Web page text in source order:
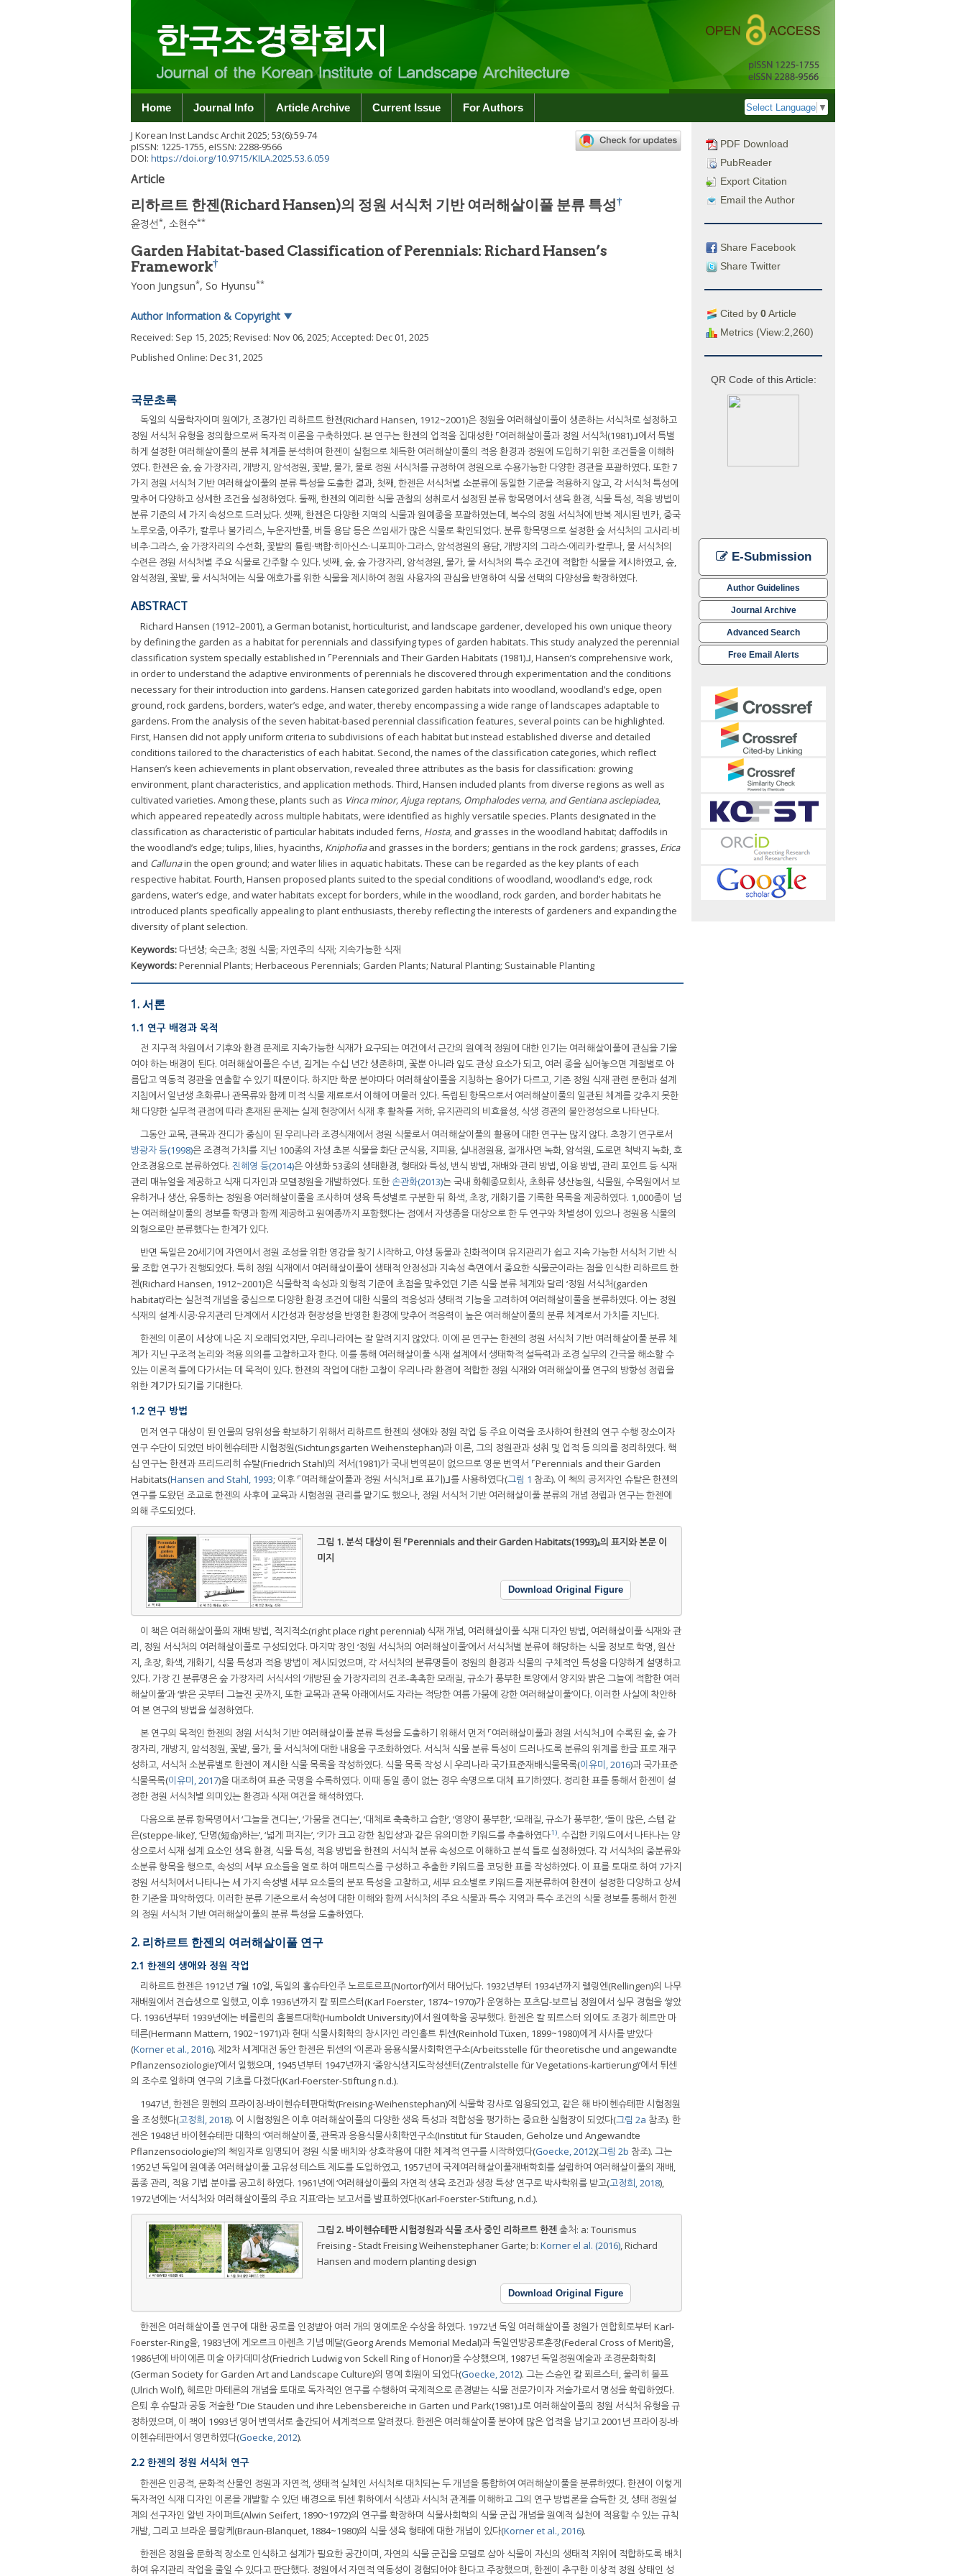
Home Journal Info Article Archive Current Issue For Authors Select Language ▼
PDF Download
PubReader
Export Citation
Email the Author
Share Facebook
Share Twitter
Cited by 0Article
Metrics (View:2,260)
QR Code of this Article:
E-Submission
Author Guidelines
Journal Archive
Advanced Search
Free Email Alerts
J Korean Inst Landsc Archit2025; 53(6):59-74
pISSN: 1225-1755, eISSN: 2288-9566
DOI: https://doi.org/10.9715/KILA.2025.53.6.059
Article
리하르트 한젠(Richard Hansen)의 정원 서식처 기반 여러해살이풀 분류 특성†
윤정선*, 소현수**
Garden Habitat-based Classification of Perennials: Richard Hansen’s
Framework†
Yoon Jungsun*, So Hyunsu**
Author Information & Copyright ▼
Received: Sep 15, 2025; Revised: Nov 06, 2025; Accepted: Dec 01, 2025
Published Online: Dec 31, 2025
국문초록
독일의 식물학자이며 원예가, 조경가인 리하르트 한젠(Richard Hansen, 1912~2001)은 정원을 여러해살이풀이 생존하는 서식처로 설정하고
정원 서식처 유형을 정의함으로써 독자적 이론을 구축하였다. 본 연구는 한젠의 업적을 집대성한 ⌜여러해살이풀과 정원 서식처(1981)ᒧ에서 특별
하게 설정한 여러해살이풀의 분류 체계를 분석하여 한젠이 실험으로 체득한 여러해살이풀의 적응 환경과 정원에 도입하기 위한 조건들을 이해하
였다. 한젠은 숲, 숲 가장자리, 개방지, 암석정원, 꽃밭, 물가, 물로 정원 서식처를 규정하여 정원으로 수용가능한 다양한 경관을 포괄하였다. 또한 7
가지 정원 서식처 기반 여러해살이풀의 분류 특성을 도출한 결과, 첫째, 한젠은 서식처별 소분류에 동일한 기준을 적용하지 않고, 각 서식처 특성에
맞추어 다양하고 상세한 조건을 설정하였다. 둘째, 한젠의 예리한 식물 관찰의 성취로서 설정된 분류 항목명에서 생육 환경, 식물 특성, 적용 방법이
분류 기준의 세 가지 속성으로 드러났다. 셋째, 한젠은 다양한 지역의 식물과 원예종을 포괄하였는데, 복수의 정원 서식처에 반복 제시된 빈카, 중국
노루오줌, 아주가, 칼루나 불가리스, 누운자반풀, 버들 용담 등은 쓰임새가 많은 식물로 확인되었다. 분류 항목명으로 설정한 숲 서식처의 고사리·비
비추·그라스, 숲 가장자리의 수선화, 꽃밭의 튤립·백합·히아신스·니포피아·그라스, 암석정원의 용담, 개방지의 그라스·에리카·칼루나, 물 서식처의
수련은 정원 서식처별 주요 식물로 간주할 수 있다. 넷째, 숲, 숲 가장자리, 암석정원, 물가, 물 서식처의 특수 조건에 적합한 식물을 제시하였고, 숲,
암석정원, 꽃밭, 물 서식처에는 식물 애호가를 위한 식물을 제시하여 정원 사용자의 관심을 반영하여 식물 선택의 다양성을 확장하였다.
ABSTRACT
Richard Hansen (1912–2001), a German botanist, horticulturist, and landscape gardener, developed his own unique theory
by defining the garden as a habitat for perennials and classifying types of garden habitats. This study analyzed the perennial
classification system specially established in ⌜Perennials and Their Garden Habitats (1981)ᒧ, Hansen’s comprehensive work,
in order to understand the adaptive environments of perennials he discovered through experimentation and the conditions
necessary for their introduction into gardens. Hansen categorized garden habitats into woodland, woodland’s edge, open
ground, rock gardens, borders, water’s edge, and water, thereby encompassing a wide range of landscapes adaptable to
gardens. From the analysis of the seven habitat-based perennial classification features, several points can be highlighted.
First, Hansen did not apply uniform criteria to subdivisions of each habitat but instead established diverse and detailed
conditions tailored to the characteristics of each habitat. Second, the names of the classification categories, which reflect
Hansen’s keen achievements in plant observation, revealed three attributes as the basis for classification: growing
environment, plant characteristics, and application methods. Third, Hansen included plants from diverse regions as well as
cultivated varieties. Among these, plants such as Vinca minor, Ajuga reptans, Omphalodes verna, and Gentiana asclepiadea,
which appeared repeatedly across multiple habitats, were identified as highly versatile species. Plants designated in the
classification as characteristic of particular habitats included ferns, Hosta, and grasses in the woodland habitat; daffodils in
the woodland’s edge; tulips, lilies, hyacinths, Kniphofiaand grasses in the borders; gentians in the rock gardens; grasses, Erica
and Callunain the open ground; and water lilies in aquatic habitats. These can be regarded as the key plants of each
respective habitat. Fourth, Hansen proposed plants suited to the special conditions of woodland, woodland’s edge, rock
gardens, water’s edge, and water habitats except for borders, while in the woodland, rock garden, and border habitats he
introduced plants specifically appealing to plant enthusiasts, thereby reflecting the interests of gardeners and expanding the
diversity of plant selection.
Keywords: 다년생; 숙근초; 정원 식물; 자연주의 식재; 지속가능한 식재
Keywords:Perennial Plants; Herbaceous Perennials; Garden Plants; Natural Planting; Sustainable Planting
1. 서론
1.1 연구 배경과 목적
전 지구적 차원에서 기후와 환경 문제로 지속가능한 식재가 요구되는 여건에서 근간의 원예적 정원에 대한 인기는 여러해살이풀에 관심을 기울
여야 하는 배경이 된다. 여러해살이풀은 수년, 길게는 수십 년간 생존하며, 꽃뿐 아니라 잎도 관상 요소가 되고, 여러 종을 심어놓으면 계절별로 아
름답고 역동적 경관을 연출할 수 있기 때문이다. 하지만 학문 분야마다 여러해살이풀을 지칭하는 용어가 다르고, 기존 정원 식재 관련 문헌과 설계
지침에서 일년생 초화류나 관목류와 함께 미적 식물 재료로서 이해에 머물러 있다. 독립된 항목으로서 여러해살이풀의 일관된 체계를 갖추지 못한
채 다양한 실무적 관점에 따라 혼재된 문제는 실제 현장에서 식재 후 활착률 저하, 유지관리의 비효율성, 식생 경관의 불안정성으로 나타난다.
그동안 교목, 관목과 잔디가 중심이 된 우리나라 조경식재에서 정원 식물로서 여러해살이풀의 활용에 대한 연구는 많지 않다. 초창기 연구로서
방광자 등(1998)은 조경적 가치를 지닌 100종의 자생 초본 식물을 화단 군식용, 지피용, 실내정원용, 절개사면 녹화, 암석원, 도로면 척박지 녹화, 호
안조경용으로 분류하였다. 진혜영 등(2014)은 야생화 53종의 생태환경, 형태와 특성, 번식 방법, 재배와 관리 방법, 이용 방법, 관리 포인트 등 식재
관리 매뉴얼을 제공하고 식재 디자인과 모델정원을 개발하였다. 또한손관화(2013)는 국내 화훼종묘회사, 초화류 생산농원, 식물원, 수목원에서 보
유하거나 생산, 유통하는 정원용 여러해살이풀을 조사하여 생육 특성별로 구분한 뒤 화색, 초장, 개화기를 기록한 목록을 제공하였다. 1,000종이 넘
는 여러해살이풀의 정보를 학명과 함께 제공하고 원예종까지 포함했다는 점에서 자생종을 대상으로 한 두 연구와 차별성이 있으나 정원용 식물의
외형으로만 분류했다는 한계가 있다.
반면 독일은 20세기에 자연에서 정원 조성을 위한 영감을 찾기 시작하고, 야생 동물과 친화적이며 유지관리가 쉽고 지속 가능한 서식처 기반 식
물 조합 연구가 진행되었다. 특히 정원 식재에서 여러해살이풀이 생태적 안정성과 지속성 측면에서 중요한 식물군이라는 점을 인식한 리하르트 한
젠(Richard Hansen, 1912~2001)은 식물학적 속성과 외형적 기준에 초점을 맞추었던 기존 식물 분류 체계와 달리 ‘정원 서식처(garden
habitat)’라는 실천적 개념을 중심으로 다양한 환경 조건에 대한 식물의 적응성과 생태적 기능을 고려하여 여러해살이풀을 분류하였다. 이는 정원
식재의 설계·시공·유지관리 단계에서 시간성과 현장성을 반영한 환경에 맞추어 적응력이 높은 여러해살이풀의 분류 체계로서 가치를 지닌다.
한젠의 이론이 세상에 나온 지 오래되었지만, 우리나라에는 잘 알려지지 않았다. 이에 본 연구는 한젠의 정원 서식처 기반 여러해살이풀 분류 체
계가 지닌 구조적 논리와 적용 의의를 고찰하고자 한다. 이를 통해 여러해살이풀 식재 설계에서 생태학적 설득력과 조경 실무의 간극을 해소할 수
있는 이론적 틀에 다가서는 데 목적이 있다. 한젠의 작업에 대한 고찰이 우리나라 환경에 적합한 정원 식재와 여러해살이풀 연구의 방향성 정립을
위한 계기가 되기를 기대한다.
1.2 연구 방법
먼저 연구 대상이 된 인물의 당위성을 확보하기 위해서 리하르트 한젠의 생애와 정원 작업 등 주요 이력을 조사하여 한젠의 연구 수행 장소이자
연구 수단이 되었던 바이헨슈테판 시험정원(Sichtungsgarten Weihenstephan)과 이론, 그의 정원관과 성취 및 업적 등 의의를 정리하였다. 핵
심 연구는 한젠과 프리드리히 슈탈(Friedrich Stahl)의 저서(1981)가 국내 번역본이 없으므로 영문 번역서 ⌜Perennials and their Garden
Habitats(Hansen and Stahl, 1993; 이후 ⌜여러해살이풀과 정원 서식처ᒧ로 표기)ᒧ를 사용하였다(그림 1 참조). 이 책의 공저자인 슈탈은 한젠의
연구를 도왔던 조교로 한젠의 사후에 교육과 시험정원 관리를 맡기도 했으나, 정원 서식처 기반 여러해살이풀 분류의 개념 정립과 연구는 한젠에
의해 주도되었다.
그림 1.분석 대상이 된 『Perennials and their Garden Habitats(1993)』의 표지와 본문 이
미지
Download Original Figure
이 책은 여러해살이풀의 재배 방법, 적지적소(right place right perennial) 식재 개념, 여러해살이풀 식재 디자인 방법, 여러해살이풀 식재와 관
리, 정원 서식처의 여러해살이풀로 구성되었다. 마지막 장인 ‘정원 서식처의 여러해살이풀’에서 서식처별 분류에 해당하는 식물 정보로 학명, 원산
지, 초장, 화색, 개화기, 식물 특성과 적용 방법이 제시되었으며, 각 서식처의 분류명들이 정원의 환경과 식물의 구체적인 특성을 다양하게 설명하고
있다. 가장 긴 분류명은 숲 가장자리 서식서의 ‘개방된 숲 가장자리의 건조-촉촉한 모래질, 규소가 풍부한 토양에서 양지와 밝은 그늘에 적합한 여러
해살이풀’과 ‘밝은 곳부터 그늘진 곳까지, 또한 교목과 관목 아래에서도 자라는 적당한 여름 가뭄에 강한 여러해살이풀’이다. 이러한 사실에 착안하
여 본 연구의 방법을 설정하였다.
본 연구의 목적인 한젠의 정원 서식처 기반 여러해살이풀 분류 특성을 도출하기 위해서 먼저 ⌜여러해살이풀과 정원 서식처ᒧ에 수록된 숲, 숲 가
장자리, 개방지, 암석정원, 꽃밭, 물가, 물 서식처에 대한 내용을 구조화하였다. 서식처 식물 분류 특성이 드러나도록 분류의 위계를 한글 표로 재구
성하고, 서식처 소분류별로 한젠이 제시한 식물 목록을 작성하였다. 식물 목록 작성 시 우리나라 국가표준재배식물목록(이유미, 2016)과 국가표준
식물목록(이유미, 2017)을 대조하여 표준 국명을 수록하였다. 이때 동일 종이 없는 경우 속명으로 대체 표기하였다. 정리한 표를 통해서 한젠이 설
정한 정원 서식처별 의미있는 환경과 식재 여건을 해석하였다.
다음으로 분류 항목명에서 ‘그늘을 견디는’, ‘가뭄을 견디는’, ‘대체로 축축하고 습한’, ‘영양이 풍부한’, ‘모래질, 규소가 풍부한’, ‘돌이 많은, 스텝 같
은(steppe-like)’, ‘단명(短命)하는’, ‘넓게 퍼지는’, ‘키가 크고 강한 침입성’과 같은 유의미한 키워드를 추출하였다1). 수집한 키워드에서 나타나는 양
상으로서 식재 설계 요소인 생육 환경, 식물 특성, 적용 방법을 한젠의 서식처 분류 속성으로 이해하고 분석 틀로 설정하였다. 각 서식처의 중분류와
소분류 항목을 행으로, 속성의 세부 요소들을 열로 하여 매트릭스를 구성하고 추출한 키워드를 코딩한 표를 작성하였다. 이 표를 토대로 하여 7가지
정원 서식처에서 나타나는 세 가지 속성별 세부 요소들의 분포 특성을 고찰하고, 세부 요소별로 키워드를 재분류하여 한젠이 설정한 다양하고 상세
한 기준을 파악하였다. 이러한 분류 기준으로서 속성에 대한 이해와 함께 서식처의 주요 식물과 특수 지역과 특수 조건의 식물 정보를 통해서 한젠
의 정원 서식처 기반 여러해살이풀의 분류 특성을 도출하였다.
2. 리하르트 한젠의 여러해살이풀 연구
2.1 한젠의 생애와 정원 작업
리하르트 한젠은 1912년 7월 10일, 독일의 홀슈타인주 노르토르프(Nortorf)에서 태어났다. 1932년부터 1934년까지 렐링엔(Rellingen)의 나무
재배원에서 견습생으로 일했고, 이후 1936년까지 칼 푀르스터(Karl Foerster, 1874~1970)가 운영하는 포츠담-보르님 정원에서 실무 경험을 쌓았
다. 1936년부터 1939년에는 베를린의 홈볼트대학(Humboldt University)에서 원예학을 공부했다. 한젠은 칼 푀르스터 외에도 조경가 헤르만 마
테른(Hermann Mattern, 1902~1971)과 현대 식물사회학의 창시자인 라인홀트 튀센(Reinhold Tüxen, 1899~1980)에게 사사를 받았다
(Korner et al., 2016). 제2차 세계대전 동안 한젠은 튀센의 ‘이론과 응용식물사회학연구소(Arbeitsstelle fűr theoretische und angewandte
Pflanzensoziologie)’에서 일했으며, 1945년부터 1947년까지 ‘중앙식생지도작성센터(Zentralstelle für Vegetations-kartierung)’에서 튀센
의 조수로 일하며 연구의 기초를 다졌다(Karl-Foerster-Stiftung n.d.).
1947년, 한젠은 뮌헨의 프라이징-바이헨슈테판대학(Freising-Weihenstephan)에 식물학 강사로 임용되었고, 같은 해 바이헨슈테판 시험정원
을 조성했다(고정희, 2018). 이 시험정원은 이후 여러해살이풀의 다양한 생육 특성과 적합성을 평가하는 중요한 실험장이 되었다(그림 2a 참조). 한
젠은 1948년 바이헨슈테판 대학의 ‘여러해살이풀, 관목과 응용식물사회학연구소(Institut für Stauden, Geholze und Angewandte
Pflanzensociologie)’의 책임자로 임명되어 정원 식물 배치와 상호작용에 대한 체계적 연구를 시작하였다(Goecke, 2012)(그림 2b 참조). 그는
1952년 독일에 원예종 여러해살이풀 고유성 테스트 제도를 도입하였고, 1957년에 국제여러해살이풀재배학회를 설립하여 여러해살이풀의 재배,
품종 관리, 적용 기법 분야를 공고히 하였다. 1961년에 ‘여러해살이풀의 자연적 생육 조건과 생장 특성’ 연구로 박사학위를 받고(고정희, 2018),
1972년에는 ‘서식처와 여러해살이풀의 주요 지표’라는 보고서를 발표하였다(Karl-Foerster-Stiftung, n.d.).
그림 2. 바이헨슈테판 시험정원과 식물 조사 중인 리하르트 한젠출처: a: Tourismus
Freising - Stadt Freising Weihenstephaner Garte; b: Korner el al. (2016), Richard
Hansen and modern planting design
Download Original Figure
한젠은 여러해살이풀 연구에 대한 공로를 인정받아 여러 개의 영예로운 수상을 하였다. 1972년 독일 여러해살이풀 정원가 연합회로부터 Karl-
Foerster-Ring을, 1983년에 게오르크 아렌츠 기념 메달(Georg Arends Memorial Medal)과 독일연방공로훈장(Federal Cross of Merit)을,
1986년에 바이에른 미술 아카데미상(Friedrich Ludwig von Sckell Ring of Honor)을 수상했으며, 1987년 독일정원예술과 조경문화학회
(German Society for Garden Art and Landscape Culture)의 명예 회원이 되었다(Goecke, 2012). 그는 스승인 칼 푀르스터, 울리히 볼프
(Ulrich Wolf), 헤르만 마테른의 개념을 토대로 독자적인 연구를 수행하여 국제적으로 존경받는 식물 전문가이자 저술가로서 명성을 확립하였다.
은퇴 후 슈탈과 공동 저술한 ⌜Die Stauden und ihre Lebensbereiche in Garten und Park(1981)ᒧ로 여러해살이풀의 정원 서식처 유형을 규
정하였으며, 이 책이 1993년 영어 번역서로 출간되어 세계적으로 알려졌다. 한젠은 여러해살이풀 분야에 많은 업적을 남기고 2001년 프라이징-바
이헨슈테판에서 영면하였다(Goecke, 2012).
2.2 한젠의 정원 서식처 연구
한젠은 인공적, 문화적 산물인 정원과 자연적, 생태적 실체인 서식처로 대치되는 두 개념을 통합하여 여러해살이풀을 분류하였다. 한젠이 이렇게
독자적인 식재 디자인 이론을 개발할 수 있던 배경으로 튀센 휘하에서 식생과 서식처 관계를 이해하고 그의 연구 방법론을 습득한 것, 생태 정원설
계의 선구자인 알빈 자이퍼트(Alwin Seifert, 1890~1972)의 연구를 확장하며 식물사회학의 식물 군집 개념을 원예적 실천에 적용할 수 있는 규칙
개발, 그리고 브라운 블랑케(Braun-Blanquet, 1884~1980)의 식물 생육 형태에 대한 개념이 있다(Korner et al., 2016).
한젠은 정원을 문화적 장소로 인식하고 설계가 필요한 공간이며, 자연의 식물 군집을 모델로 삼아 식물이 자신의 생태적 지위에 적합하도록 배치
하여 유지관리 작업을 줄일 수 있다고 판단했다. 정원에서 자연적 역동성이 경험되어야 한다고 주장했으며, 한젠이 추구한 이상적 정원 상태인 성